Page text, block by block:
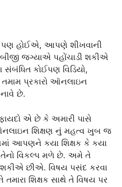
હોઈએ, આપણે શીખવાની
જગ્યાએ પહોંચાડી શકીએ
કોઈપણ વિડિયો,
પ્રકારો ઑનલાઇન
છે.
એ છે કે અમારી પાસે
શિક્ષણ નું મહત્વ ખુબ જ
આપણને કયા શિક્ષક કે કયા
વિકલ્પ મળે છે. અમે તે
શકીએ છીએ. વિષય પસંદ કરવા
શિક્ષક સાથે તે વિષય પર